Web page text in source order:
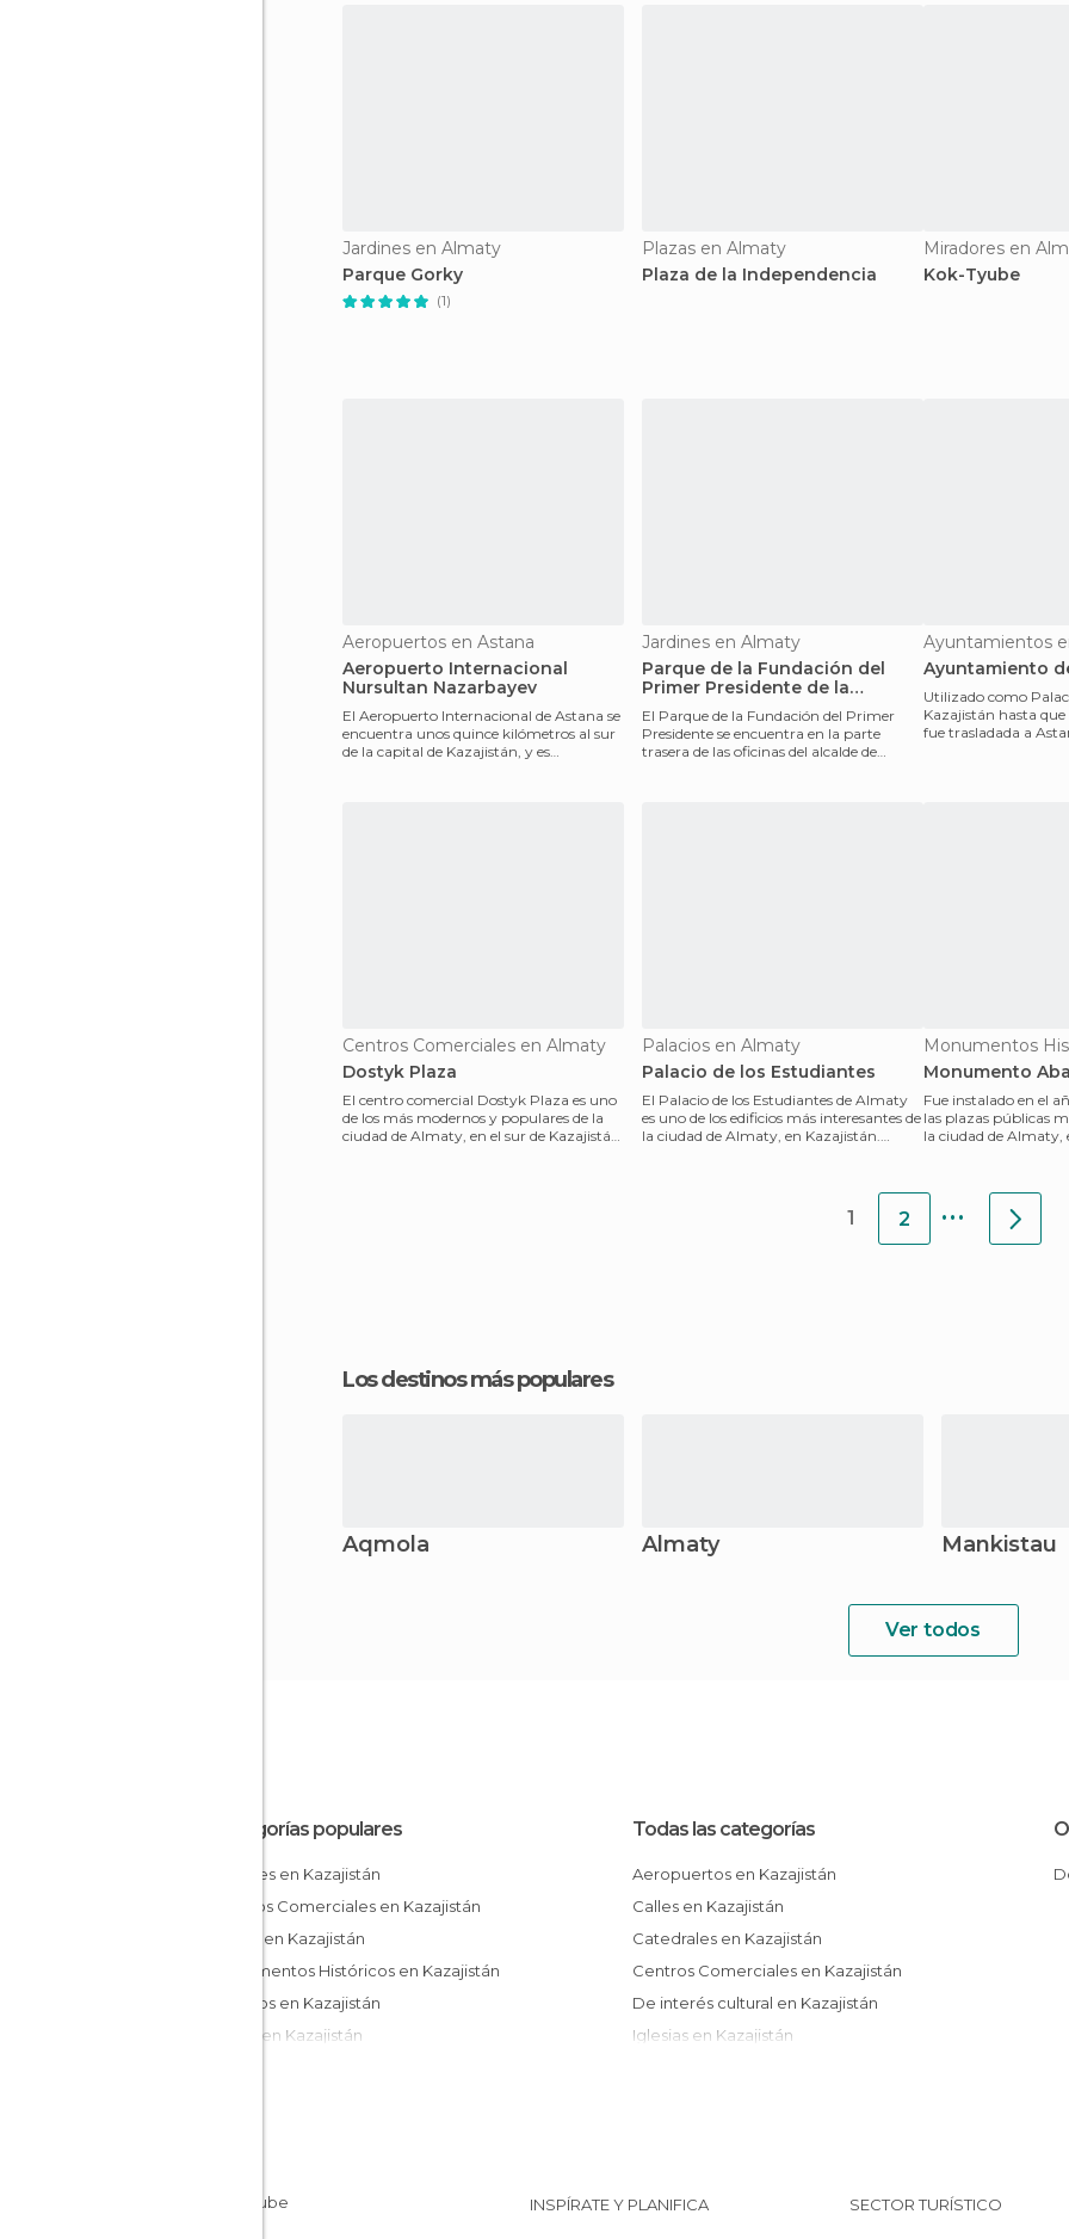
Jardines en Almaty
Parque Gorky
(1)
Plazas en Almaty
Plaza de la Independencia
Miradores en
Kok-Tyube
Aeropuertos en Astana
Aeropuerto Internacional
Nursultan Nazarbayev
El Aeropuerto Internacional de Astana se
encuentra unos quince kilómetros al sur
de la capital de Kazajistán, y es
Jardines en Almaty
Parque de la Fundación del
Primer Presidente de la
República de Kazajistán
El Parque de la Fundación del Primer
Presidente se encuentra en la parte
trasera de las oficinas del alcalde de
Ayuntamientos
Ayuntamiento
Utilizado como
Kazajistán hasta
fue trasladada a
Centros Comerciales en Almaty
Dostyk Plaza
El centro comercial Dostyk Plaza es uno
de los más modernos y populares de la
ciudad de Almaty, en el sur de Kazajistán.
Palacios en Almaty
Palacio de los Estudiantes
El Palacio de los Estudiantes de Almaty
es uno de los edificios más interesantes de
la ciudad de Almaty, en Kazajistán.
Monumento
Fue instalado en el
las plazas públicas
la ciudad de Almaty,
1 2 ...
Los destinos más populares
Aqmola Almaty Mankistau
Ver todos
Categorías populares
Jardines en Kazajistán
Centros Comerciales en Kazajistán
Plazas en Kazajistán
Monumentos Históricos en Kazajistán
Palacios en Kazajistán
Calles en Kazajistán
Todas las categorías
Aeropuertos en Kazajistán
Calles en Kazajistán
Catedrales en Kazajistán
Centros Comerciales en Kazajistán
De interés cultural en Kazajistán
Iglesias en Kazajistán
Palacios en Kazajistán
INSPÍRATE Y PLANIFICA SECTOR TURÍSTICO